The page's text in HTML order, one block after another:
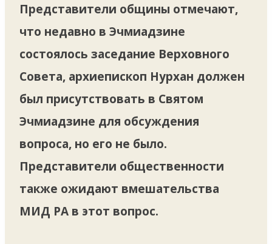
Представители общины отмечают,
что недавно в Эчмиадзине
состоялось заседание Верховного
Совета, архиепископ Нурхан должен
был присутствовать в Святом
Эчмиадзине для обсуждения
вопроса, но его не было.
Представители общественности
также ожидают вмешательства
МИД РА в этот вопрос.